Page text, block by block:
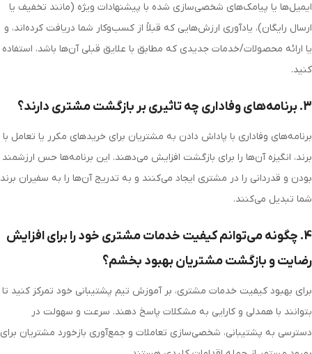
ایمیل‌ها یا پیامک‌های شخصی‌سازی شده با پیشنهادات ویژه (مانند تخفیف یا
ارسال رایگان)، یادآوری ارزش‌هایی که قبلاً از کسب‌وکار شما دریافت کرده‌اند، و
یا ارائه محصولات/خدمات جدیدی که مطابق با علایق قبلی آن‌ها باشد، استفاده
کنید.
3. برنامه‌های وفاداری چه تاثیری بر بازگشت مشتری دارند؟
برنامه‌های وفاداری با پاداش دادن به مشتریان برای خریدهای مکرر یا تعامل با
برند، انگیزه آن‌ها را برای بازگشت افزایش می‌دهند. این برنامه‌ها حس ارزشمند
بودن و قدردانی را در مشتری ایجاد می‌کنند و به تدریج آن‌ها را به سفیران برند
شما تبدیل می‌کنند.
4. چگونه می‌توانم کیفیت خدمات مشتری خود را برای افزایش
رضایت و بازگشت مشتریان بهبود بخشم؟
برای بهبود کیفیت خدمات مشتری، بر آموزش تیم پشتیبانی خود تمرکز کنید تا
بتوانند با همدلی و کارایی به مشکلات پاسخ دهند. سرعت و سهولت در
دسترسی به پشتیبانی، شخصی‌سازی تعاملات و جمع‌آوری بازخورد مشتریان برای